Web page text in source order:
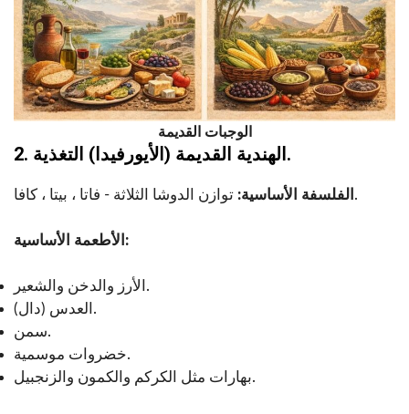
الوجبات القديمة
2. الهندية القديمة (الأيورفيدا) التغذية.
الفلسفة الأساسية: توازن الدوشا الثلاثة - فاتا ، بيتا ، كافا.
الأطعمة الأساسية:
الأرز والدخن والشعير.
العدس (دال).
سمن.
خضروات موسمية.
بهارات مثل الكركم والكمون والزنجبيل.